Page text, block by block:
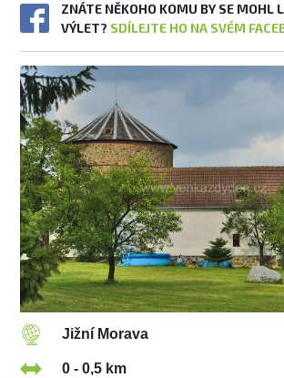
ZNÁTE NĚKOHO KOMU BY SE MOHL
VÝLET? SDÍLEJTE HO NA SVÉM
Jižní Morava
0 - 0,5 km